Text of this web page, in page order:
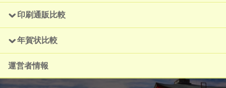
印刷通販比較
年賀状比較
運営者情報